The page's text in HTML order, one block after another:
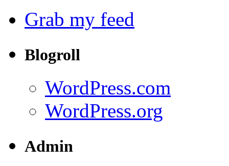
Grab my feed
Blogroll
WordPress.com
WordPress.org
Admin